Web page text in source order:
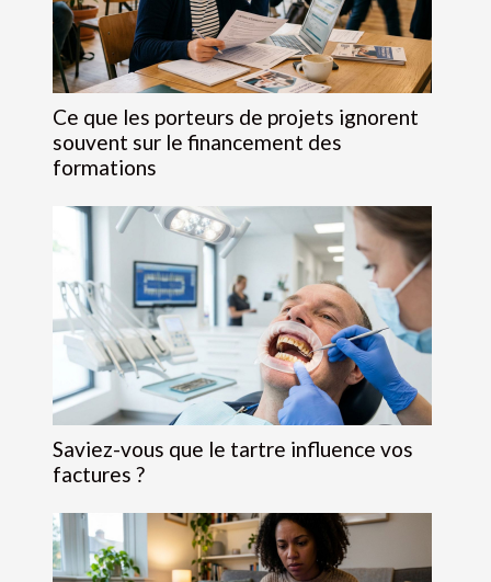
Ce que les porteurs de projets ignorent
souvent sur le financement des
formations
Saviez-vous que le tartre influence vos
factures ?